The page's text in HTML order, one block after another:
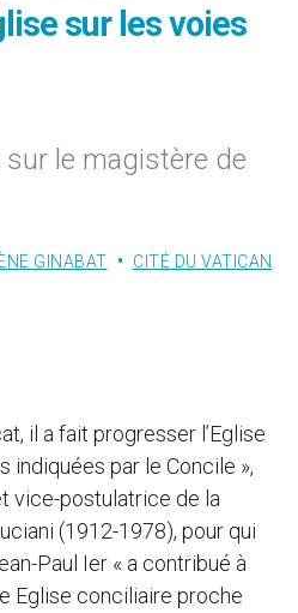
sur les voies
sur le magistère de
GINABAT CITÉ DU VATICAN
il a fait progresser l’Eglise
indiquées par le Concile »,
vice-postulatrice de la
(1912-1978), pour qui
Paul Ier « a contribué à
Eglise conciliaire proche